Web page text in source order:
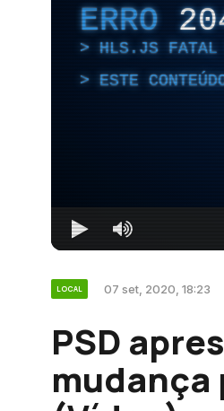
ERRO
HLS.JS FATAL
ESTE
LOCAL 07 set, 2020, 18:23
PSD